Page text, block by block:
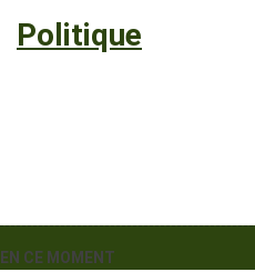
Politique
EN CE MOMENT